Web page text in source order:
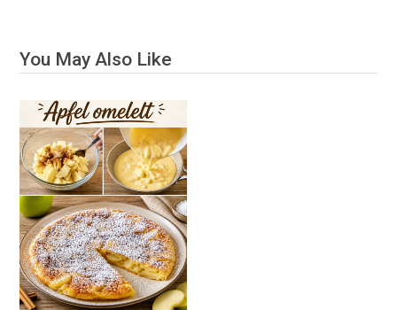
You May Also Like